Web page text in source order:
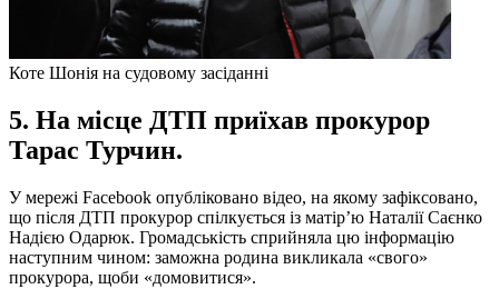
Коте Шонія на судовому засіданні
5. На місце ДТП приїхав прокурор
Тарас Турчин.
У мережі Facebook опубліковано відео, на якому зафіксовано,
що після ДТП прокурор спілкується із матір’ю Наталії Саєнко
Надією Одарюк. Громадськість сприйняла цю інформацію
наступним чином: заможна родина викликала «свого»
прокурора, щоби «домовитися».